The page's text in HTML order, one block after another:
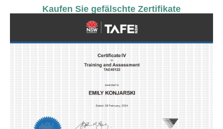
Kaufen Sie gefälschte Zertifikate